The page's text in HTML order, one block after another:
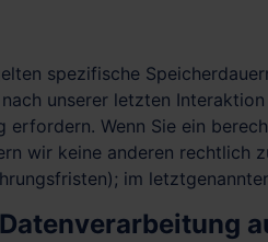
spezifische
unserer letzten
Wenn Sie ein
wir keine anderen rechtlich
im